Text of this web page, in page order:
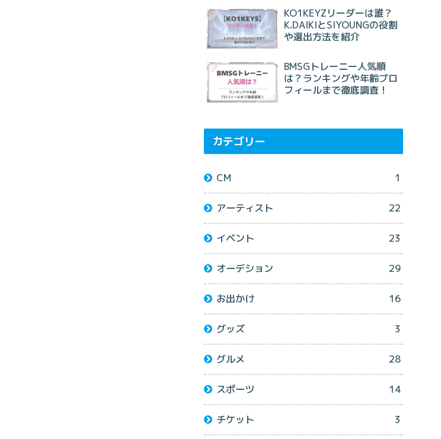
KO1KEYZリーダーは誰？
K.DAIKIとSIYOUNGの役割
や選出方法を紹介
BMSGトレーニー人気順
は？ランキングや年齢プロ
フィールまで徹底調査！
カテゴリー
CM 1
アーティスト 22
イベント 23
オーデション 29
お出かけ 16
グッズ 3
グルメ 28
スポーツ 14
チケット 3